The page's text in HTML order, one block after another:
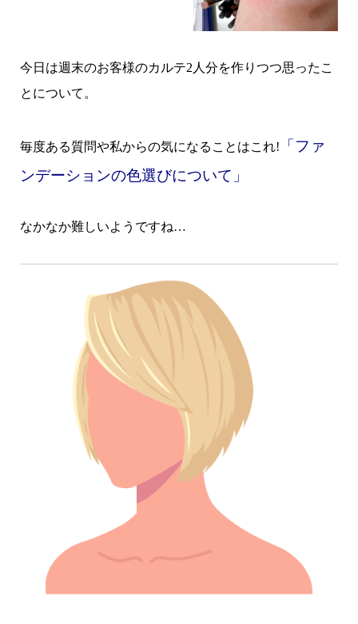
今日は週末のお客様のカルテ2人分を作りつつ思ったこ
とについて。
毎度ある質問や私からの気になることはこれ!
「ファ
ンデーションの色選びについて」
なかなか難しいようですね…